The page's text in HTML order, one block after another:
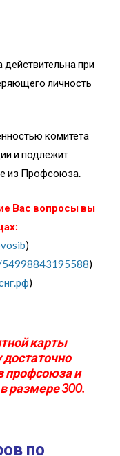
при
личность
комитета
и подлежит
из Профсоюза.
Вас вопросы вы
)
)
)
карты
профсоюза и
размере 300.
по